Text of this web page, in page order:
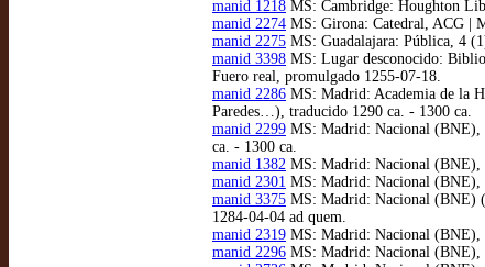
manid 1218 MS: Cambridge: Houghton
manid 2274 MS: Girona: Catedral, ACG |
manid 2275 MS: Guadalajara: Pública, 4
manid 3398 MS: Lugar desconocido:
Fuero real, promulgado 1255-07-18.
manid 2286 MS: Madrid: Academia de la
Paredes…), traducido 1290 ca. - 1300 ca.
manid 2299 MS: Madrid: Nacional (BNE),
ca. - 1300 ca.
manid 1382 MS: Madrid: Nacional (BNE),
manid 2301 MS: Madrid: Nacional (BNE),
manid 3375 MS: Madrid: Nacional (BNE)
1284-04-04 ad quem.
manid 2319 MS: Madrid: Nacional (BNE),
manid 2296 MS: Madrid: Nacional (BNE),